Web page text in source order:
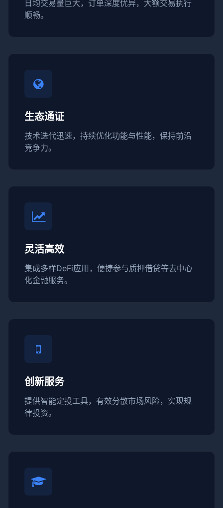
日均交易量巨大，订单深度优异，大额交易执行
顺畅。
生态通证
技术迭代迅速，持续优化功能与性能，保持前沿
竞争力。
灵活高效
集成多样DeFi应用，便捷参与质押借贷等去中心
化金融服务。
创新服务
提供智能定投工具，有效分散市场风险，实现规
律投资。